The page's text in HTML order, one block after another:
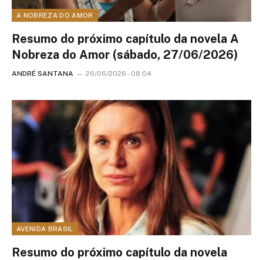
A NOBREZA DO AMOR
Resumo do próximo capítulo da novela A
Nobreza do Amor (sábado, 27/06/2026)
ANDRÉ SANTANA 26/06/2026 - 08:04
AVENIDA BRASIL
Resumo do próximo capítulo da novela